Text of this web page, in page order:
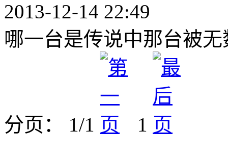
2013-12-14 22:49
哪一台是传说中那台被
分页： 1/1 1